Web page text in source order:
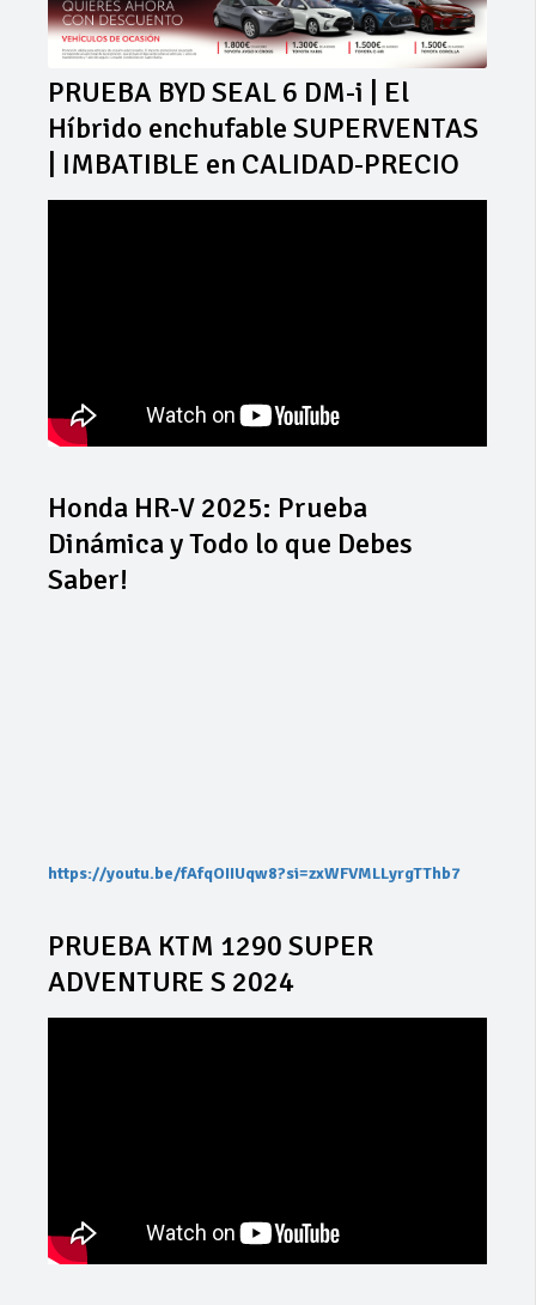
PRUEBA BYD SEAL 6 DM-i | El
Híbrido enchufable SUPERVENTAS
| IMBATIBLE en CALIDAD-PRECIO
Honda HR-V 2025: Prueba
Dinámica y Todo lo que Debes
Saber!
https://youtu.be/fAfqOIIUqw8?si=zxWFVMLLyrgTThb7
PRUEBA KTM 1290 SUPER
ADVENTURE S 2024